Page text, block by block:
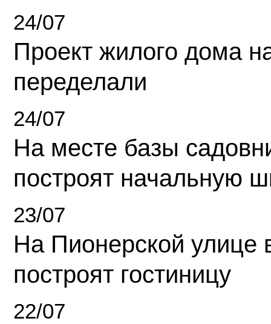
24/07
Проект жилого дома
переделали
24/07
На месте базы
построят начальную
23/07
На Пионерской улице
построят гостиницу
22/07